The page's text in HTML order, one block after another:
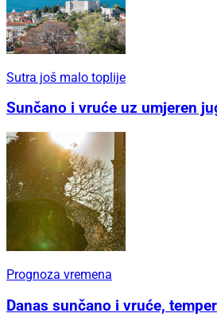
Sutra još malo toplije
Sunčano i vruće uz umjeren
Prognoza vremena
Danas sunčano i vruće,